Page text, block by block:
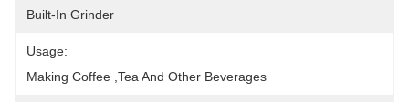
Built-In Grinder
Usage:
Making Coffee ,tea And Other Beverages